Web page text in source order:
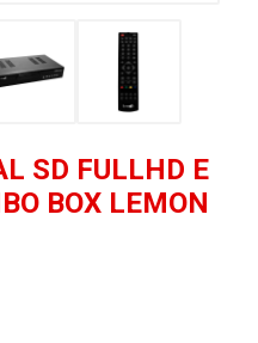
SD FULLHD E
BOX LEMON